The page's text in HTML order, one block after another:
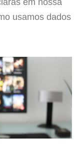
em nossa
usamos dados